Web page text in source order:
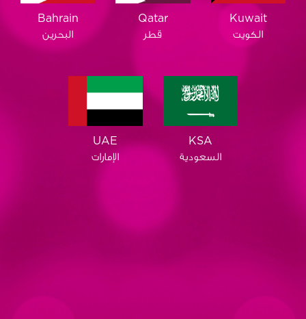
Bahrain
البحرين
Qatar
قطر
Kuwait
الكويت
UAE
الإمارات
KSA
السعودية